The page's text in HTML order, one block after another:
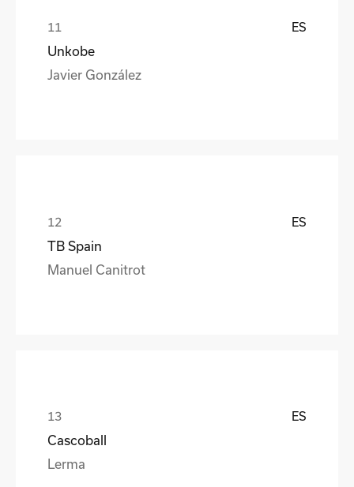
ES
Unkobe
Javier González
ES
TB Spain
Manuel Canitrot
ES
Cascoball
Lerma